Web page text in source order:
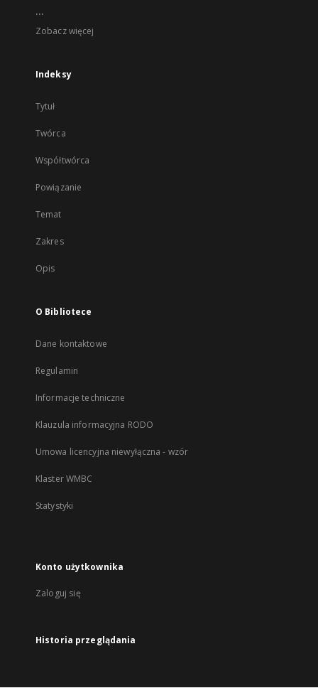
...
Zobacz więcej
Indeksy
Tytuł
Twórca
Współtwórca
Powiązanie
Temat
Zakres
Opis
O Bibliotece
Dane kontaktowe
Regulamin
Informacje techniczne
Klauzula informacyjna RODO
Umowa licencyjna niewyłączna - wzór
Klaster WMBC
Statystyki
Konto użytkownika
Zaloguj się
Historia przeglądania